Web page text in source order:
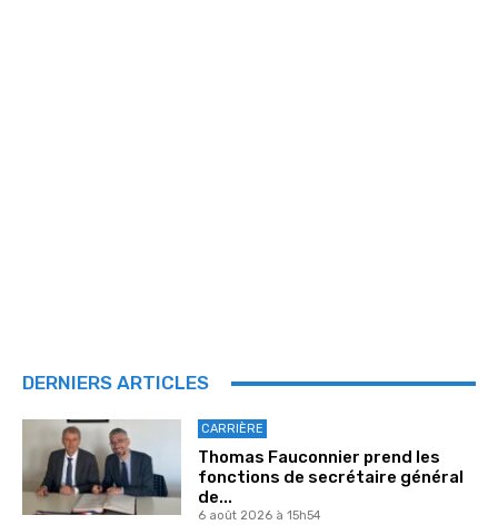
DERNIERS ARTICLES
CARRIÈRE
Thomas Fauconnier prend les
fonctions de secrétaire général
de...
6 août 2026 à 15h54